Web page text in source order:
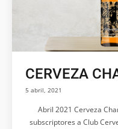
CERVEZA
5 abril, 2021
Abril 2021 Cerveza
subscriptores a Club